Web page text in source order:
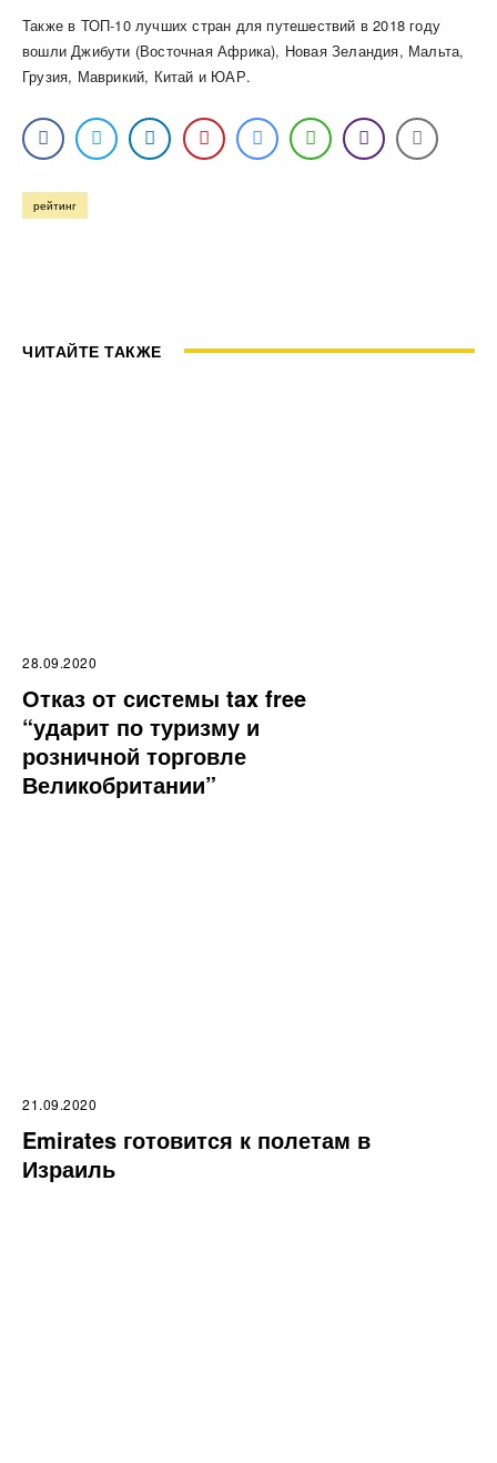
Также в ТОП-10 лучших стран для путешествий в 2018 году
вошли Джибути (Восточная Африка), Новая Зеландия, Мальта,
Грузия, Маврикий, Китай и ЮАР.
рейтинг
ЧИТАЙТЕ ТАКЖЕ
28.09.2020
Отказ от системы tax free
“ударит по туризму и
розничной торговле
Великобритании”
21.09.2020
Emirates готовится к полетам в
Израиль